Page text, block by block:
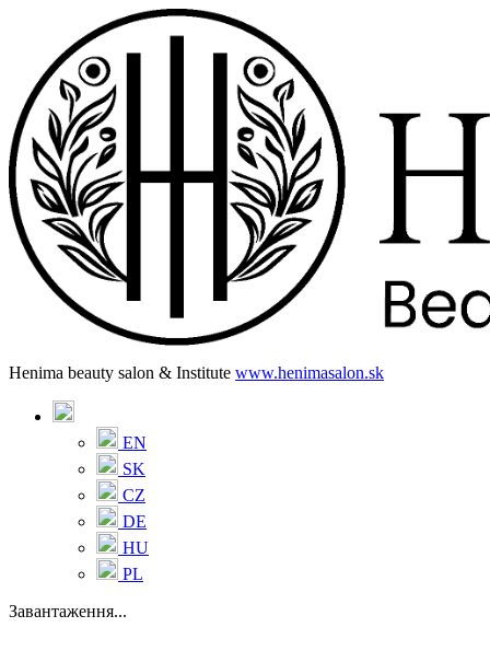
Henima beauty salon & Institute www.henimasalon.sk
EN
SK
CZ
DE
HU
PL
Завантаження...